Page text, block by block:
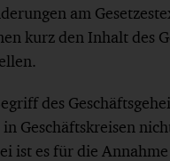
am
kurz den Inhalt des
des
Geschäftskreisen
ist es für die